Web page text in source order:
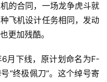
的合同，一场龙争虎斗就
飞机设计任务相同，发动
更加残酷。
月下线，原计划命名为F-
“终极佩刀”。这个绰号寄